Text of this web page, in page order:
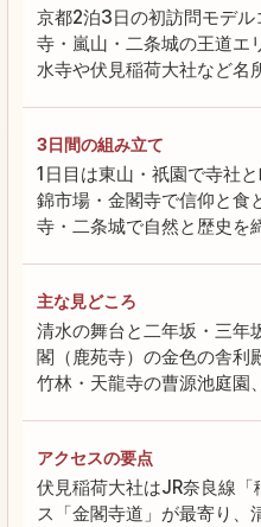
京都2泊3日の初訪問モデ
寺・嵐山・二条城の王道エ
水寺や伏見稲荷大社など名
3日間の組み立て
1日目は東山・祇園で寺社
錦市場・金閣寺で信仰と食
寺・二条城で自然と歴史を
主な見どころ
清水の舞台と二年坂・三年
閣（鹿苑寺）の金色の舎利
竹林・天龍寺の曹源池庭園
アクセスの要点
伏見稲荷大社はJR奈良線
ス「金閣寺道」が最寄り、